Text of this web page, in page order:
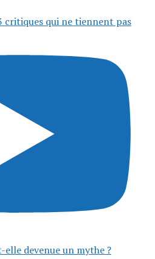
critiques qui ne tiennent pas
devenue un mythe ?